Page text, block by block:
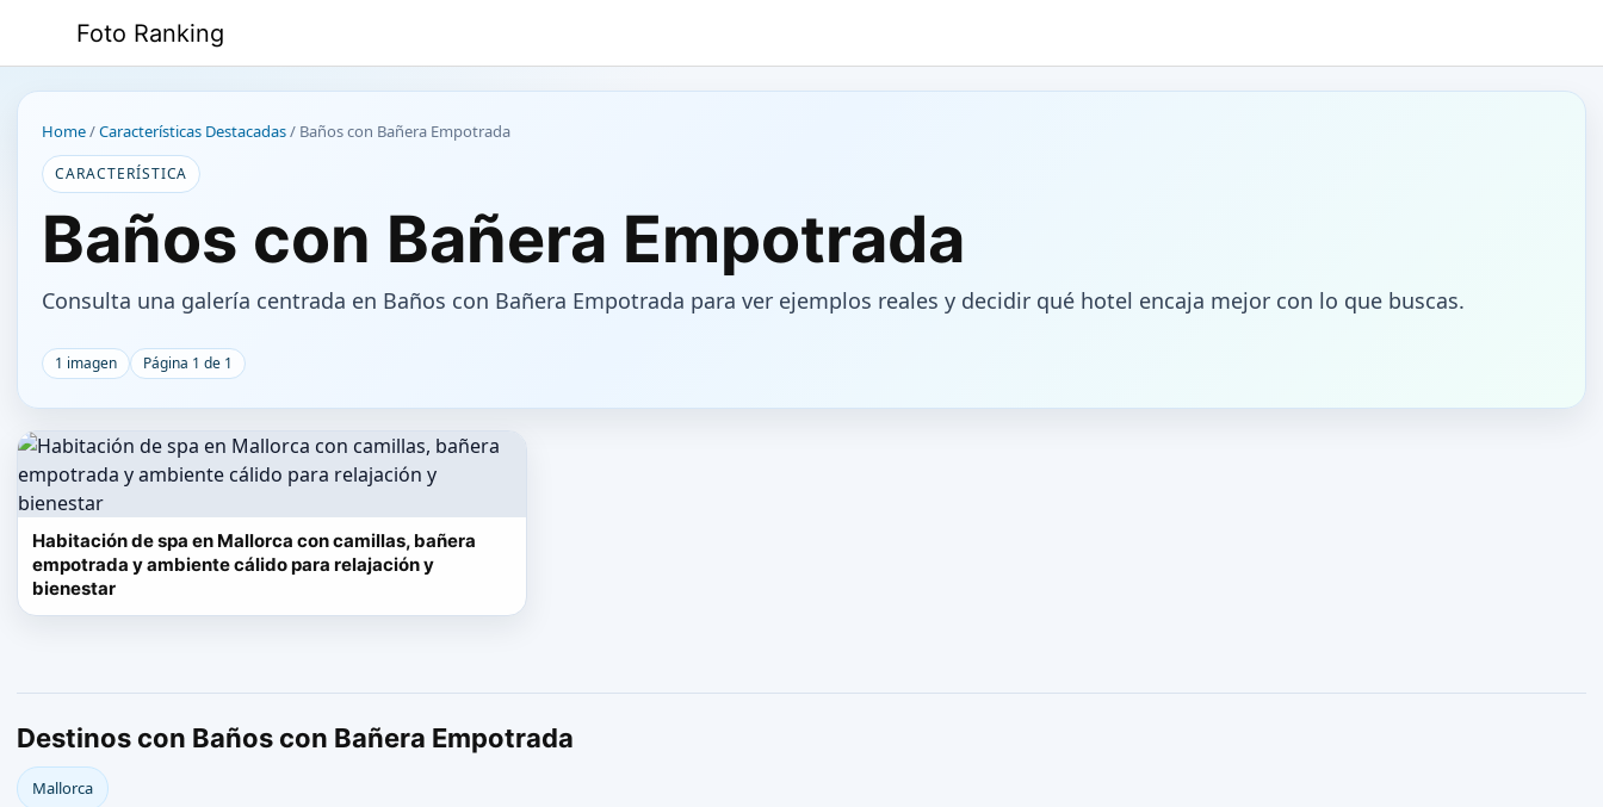
contenido
Foto Ranking
Home/Características Destacadas/ Baños con Bañera Empotrada
CARACTERÍSTICA
Baños con Bañera Empotrada
Consulta una galería centrada en Baños con Bañera Empotrada para ver ejemplos reales y decidir qué hotel encaja mejor con lo que buscas.
1 imagen Página 1 de 1
Habitación de spa en Mallorca con camillas, bañera
empotrada y ambiente cálido para relajación y
bienestar
Destinos con Baños con Bañera Empotrada
Mallorca